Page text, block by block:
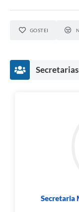
GOSTEI
Secretaria